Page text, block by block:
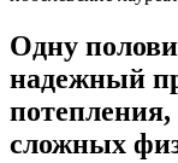
Одну
надежный
потепления,
сложных